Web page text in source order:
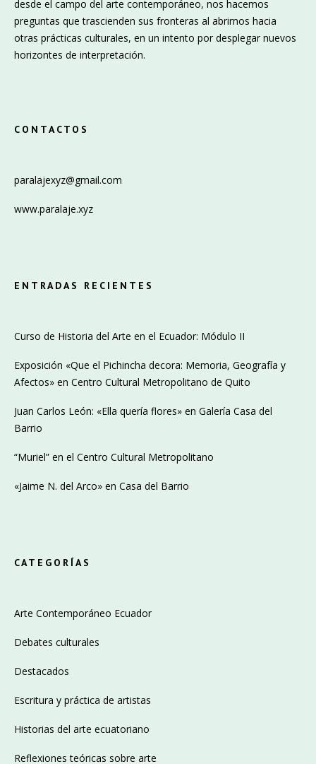
desde el campo del arte contemporáneo, nos hacemos
preguntas que trascienden sus fronteras al abrirnos hacia
otras prácticas culturales, en un intento por desplegar nuevos
horizontes de interpretación.
CONTACTOS
paralajexyz@gmail.com
www.paralaje.xyz
ENTRADAS RECIENTES
Curso de Historia del Arte en el Ecuador: Módulo II
Exposición «Que el Pichincha decora: Memoria, Geografía y
Afectos» en Centro Cultural Metropolitano de Quito
Juan Carlos León: «Ella quería flores» en Galería Casa del
Barrio
“Muriel” en el Centro Cultural Metropolitano
«Jaime N. del Arco» en Casa del Barrio
CATEGORÍAS
Arte Contemporáneo Ecuador
Debates culturales
Destacados
Escritura y práctica de artistas
Historias del arte ecuatoriano
Reflexiones teóricas sobre arte